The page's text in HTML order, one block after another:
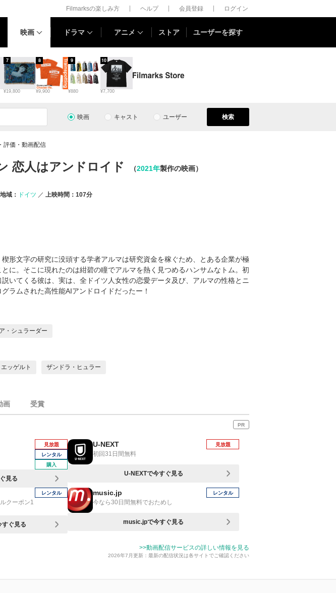
Filmarksの楽しみ方 ヘルプ 会員登録 ログイン
映画 ドラマ アニメ ストア ユーザーを探す
¥19,800
7
¥9,900
8
¥880
9
¥7,700
10
映画 キャスト ユーザー 検索
評価・動画配信
恋人はアンドロイド （2021年製作の映画）
域： ドイツ
上映時間：107分
形文字の研究に没頭する学者アルマは研究資金を稼ぐため、とある企業が極
に。そこに現れたのは紺碧の瞳でアルマを熱く見つめるハンサムなトム。初
いてくる彼は、実は、全ドイツ人女性の恋愛データ及び、アルマの性格とニ
ラムされた高性能AIアンドロイドだったー！
・シュラーダー
ッゲルト ザンドラ・ヒュラー
画 受賞
PR
見放題
レンタル
購入
見る
U-NEXT
初回31日間無料
見放題
U-NEXTで今すぐ見る
クーポン1
レンタル
すぐ見る
music.jp
今なら30日間無料でおためし
レンタル
music.jpで今すぐ見る
>>動画配信サービスの詳しい情報を見る
2026年7月更新：最新の配信状況は各サイトでご確認ください